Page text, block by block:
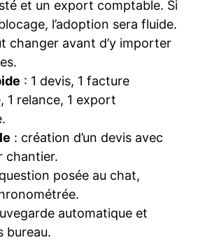
et un export comptable. Si
l’adoption sera fluide.
changer avant d’y importer
: 1 devis, 1 facture
1 relance, 1 export
: création d’un devis avec
chantier.
posée au chat,
automatique et
bureau.